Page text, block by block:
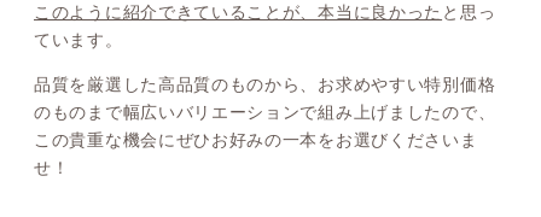
このように紹介できていることが、本当に良かった と思っ
ています。
品質を厳選した高品質のものから、お求めやすい特別価格
のものまで幅広いバリエーションで組み上げましたので、
この貴重な機会にぜひお好みの一本をお選びくださいま
せ！